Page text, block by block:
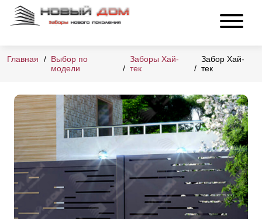
Главная
Выбор по
модели
Заборы Хай-
тек
Забор Хай-
тек